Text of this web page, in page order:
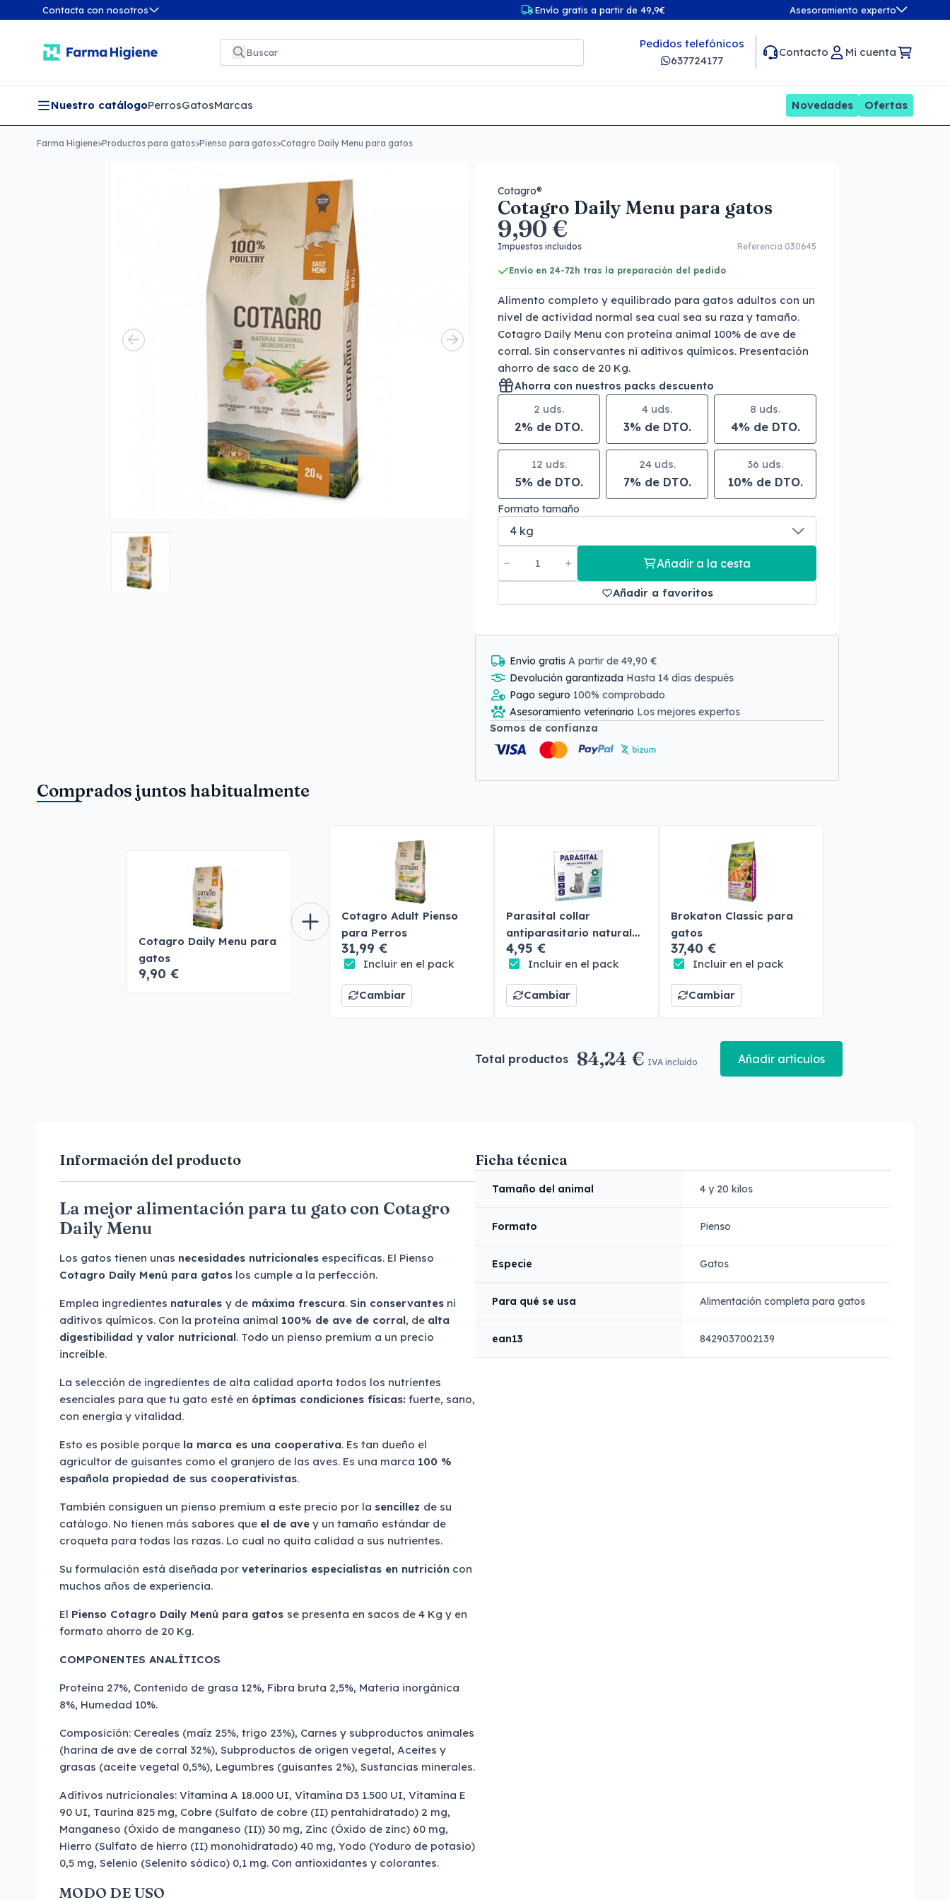
Contacta con nosotros Envío gratis a partir de 49,9€ Asesoramiento experto
Pedidos telefónicos
637724177
Contacto Mi cuenta
Nuestro catálogoPerrosGatosMarcas Novedades Ofertas
Farma Higiene>Productos para gatos>Pienso para gatos>Cotagro Daily Menu para gatos
Cotagro®
Cotagro Daily Menu para gatos
9,90 €
Impuestos incluidos Referencia 030645
Envío en 24-72h tras la preparación del pedido
Alimento completo y equilibrado para gatos adultos con un
nivel de actividad normal sea cual sea su raza y tamaño.
Cotagro Daily Menu con proteína animal 100% de ave de
corral. Sin conservantes ni aditivos químicos. Presentación
ahorro de saco de 20 Kg.
Ahorra con nuestros packs descuento
2 uds.
2% de DTO.
4 uds.
3% de DTO.
8 uds.
4% de DTO.
12 uds.
5% de DTO.
24 uds.
7% de DTO.
36 uds.
10% de DTO.
Formato tamaño
Añadir a la cesta
Añadir a favoritos
Envío gratis A partir de 49,90 €
Devolución garantizada Hasta 14 días después
Pago seguro 100% comprobado
Asesoramiento veterinario Los mejores expertos
Somos de confianza
Comprados juntos habitualmente
Cotagro Daily Menu para
gatos
9,90 €
Cotagro Adult Pienso
para Perros
31,99 €
Incluir en el pack
Cambiar
Parasital collar
antiparasitario natural
gatos
4,95 €
Incluir en el pack
Cambiar
Brokaton Classic para
gatos
37,40 €
Incluir en el pack
Cambiar
Total productos 84,24 € IVA incluido Añadir artículos
Información del producto
La mejor alimentación para tu gato con Cotagro
Daily Menu
Los gatos tienen unas necesidades nutricionales específicas. El Pienso
Cotagro Daily Menú para gatos los cumple a la perfección.
Emplea ingredientes naturales y de máxima frescura. Sin conservantes ni
aditivos químicos. Con la proteína animal 100% de ave de corral, de alta
digestibilidad y valor nutricional. Todo un pienso premium a un precio
increíble.
La selección de ingredientes de alta calidad aporta todos los nutrientes
esenciales para que tu gato esté en óptimas condiciones físicas: fuerte, sano,
con energía y vitalidad.
Esto es posible porque la marca es una cooperativa. Es tan dueño el
agricultor de guisantes como el granjero de las aves. Es una marca 100 %
española propiedad de sus cooperativistas.
También consiguen un pienso premium a este precio por la sencillez de su
catálogo. No tienen más sabores que el de ave y un tamaño estándar de
croqueta para todas las razas. Lo cual no quita calidad a sus nutrientes.
Su formulación está diseñada por veterinarios especialistas en nutrición con
muchos años de experiencia.
El Pienso Cotagro Daily Menú para gatos se presenta en sacos de 4 Kg y en
formato ahorro de 20 Kg.
COMPONENTES ANALÍTICOS
Proteína 27%, Contenido de grasa 12%, Fibra bruta 2,5%, Materia inorgánica
8%, Humedad 10%.
Composición: Cereales (maíz 25%, trigo 23%), Carnes y subproductos animales
(harina de ave de corral 32%), Subproductos de origen vegetal, Aceites y
grasas (aceite vegetal 0,5%), Legumbres (guisantes 2%), Sustancias minerales.
Aditivos nutricionales: Vitamina A 18.000 UI, Vitamina D3 1.500 UI, Vitamina E
90 UI, Taurina 825 mg, Cobre (Sulfato de cobre (II) pentahidratado) 2 mg,
Manganeso (Óxido de manganeso (II)) 30 mg, Zinc (Óxido de zinc) 60 mg,
Hierro (Sulfato de hierro (II) monohidratado) 40 mg, Yodo (Yoduro de potasio)
0,5 mg, Selenio (Selenito sódico) 0,1 mg. Con antioxidantes y colorantes.
MODO DE USO
Ficha técnica
Tamaño del animal 4 y 20 kilos
Formato Pienso
Especie Gatos
Para qué se usa Alimentación completa para gatos
ean13 8429037002139